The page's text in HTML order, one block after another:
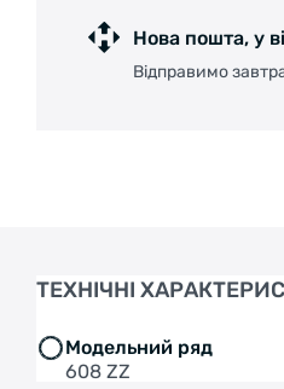
Нова пошта, у
Відправимо
ТЕХНІЧНІ
Модельний ряд
608 ZZ